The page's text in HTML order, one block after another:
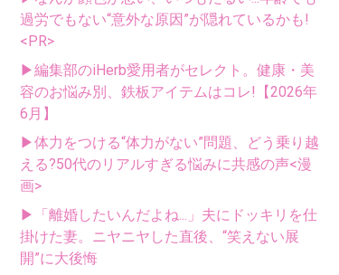
過労でもない“意外な原因”が隠れているかも!
<PR>
▶編集部のiHerb愛用者がセレクト。健康・美
容のお悩み別、鉄板アイテムはコレ!【2026年
6月】
▶体力をつける“体力がない”問題、どう乗り越
える?50代のリアルすぎる悩みに共感の声<漫
画>
▶「離婚したいんだよね...」夫にドッキリを仕
掛けた妻。ニヤニヤした直後、“笑えない展
開”に大後悔